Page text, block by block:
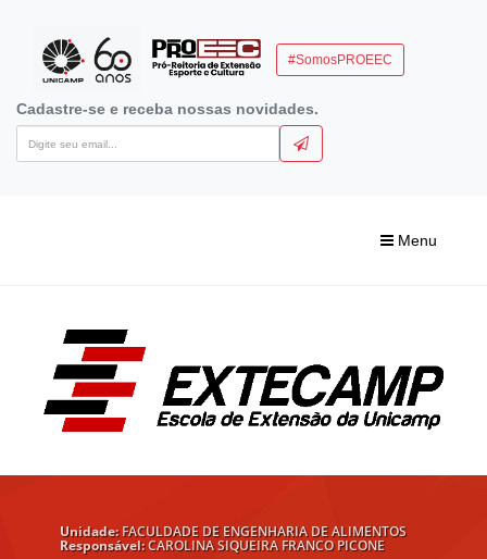
#SomosPROEEC
Cadastre-se e receba nossas novidades.
Menu
Unidade:FACULDADE DE ENGENHARIA DE ALIMENTOS
Responsável:CAROLINA SIQUEIRA FRANCO PICONE